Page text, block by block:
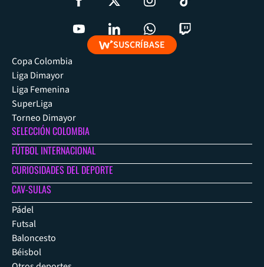
SUSCRÍBASE
Copa Colombia
Liga Dimayor
Liga Femenina
SuperLiga
Torneo Dimayor
SELECCIÓN COLOMBIA
FÚTBOL INTERNACIONAL
CURIOSIDADES DEL DEPORTE
CAV-SULAS
Pádel
Futsal
Baloncesto
Béisbol